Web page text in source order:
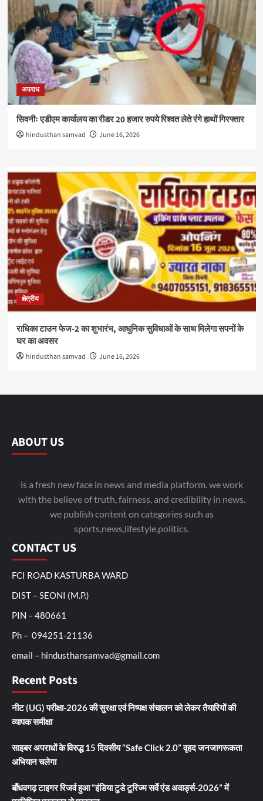
अपराध
सिवनीः एडीएम कार्यालय का रीडर 20 हजार रुपये रिश्वत लेते रंगे हाथों गिरफ्तार
hindusthan samvad June 16, 2026
क्षेत्रीय
राधिका टाउन फेज-2 का शुभारंभ, आधुनिक सुविधाओं के साथ मिलेगा सपनों के
घर का अवसर
hindusthan samvad June 16, 2026
ABOUT US
is a fresh new face in news and media platform. we work
with the believe of truth, fairness, and credibility in news.
we publish content on categories such as
sports,news,lifestyle,politics.
CONTACT US
FCI ROAD KASTURBA WARD
DIST – SEONI (M.P.)
PIN – 480661
Ph – 094251-21136
email – hindusthansamvad@gmail.com
Recent Posts
नीट (UG) परीक्षा-2026 की सुरक्षा एवं निष्पक्ष संचालन को लेकर तैयारियों की
व्यापक समीक्षा
साइबर अपराधों के विरुद्ध 15 दिवसीय “Safe Click 2.0” वृहद जनजागरूकता
अभियान चलेगा
बाँधवगढ़ टाइगर रिजर्व हुआ “इंडिया टुडे टूरिज्म सर्वे एंड अवार्ड्स-2026” में